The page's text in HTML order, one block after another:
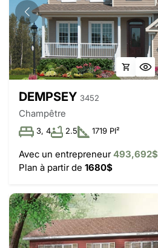
DEMPSEY 3452
Champêtre
3, 4 2.5 1719 PI²
Avec un entrepreneur493,692$
Plan à partir de 1680$